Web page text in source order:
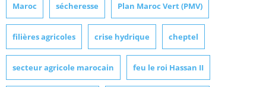
Maroc sécheresse Plan Maroc Vert (PMV)
filières agricoles crise hydrique cheptel
secteur agricole marocain feu le roi Hassan II